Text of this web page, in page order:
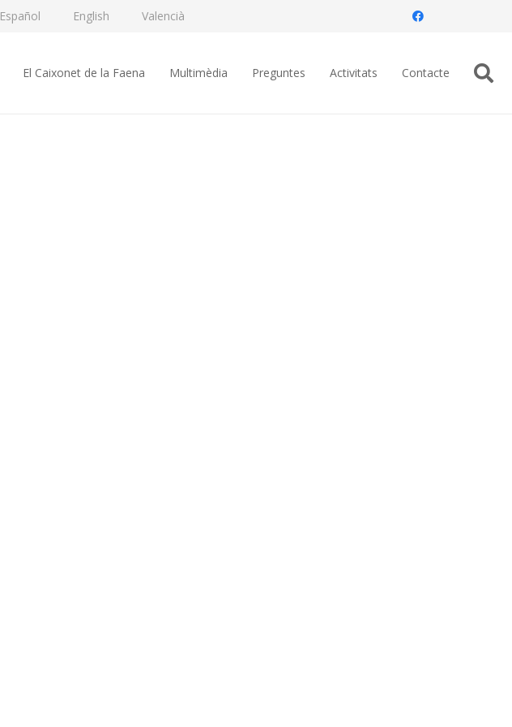
Español English Valencià
El Caixonet de la Faena Multimèdia Preguntes Activitats Contacte